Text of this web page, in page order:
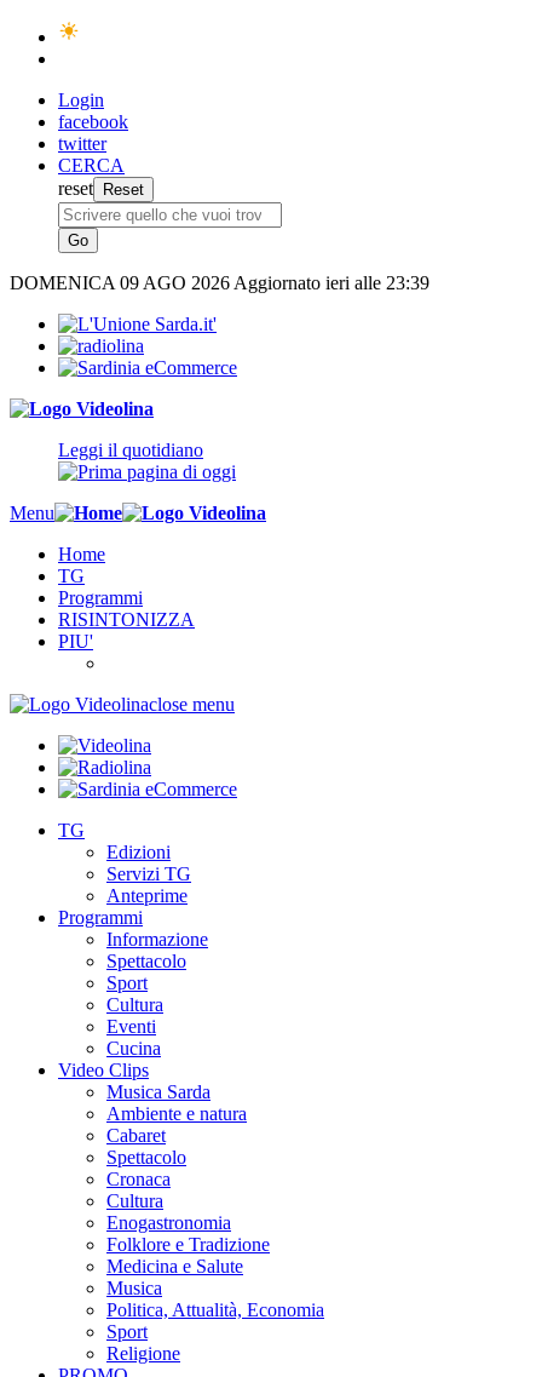
Login
facebook
twitter
CERCA
reset
DOMENICA 09 AGO 2026 Aggiornato ieri alle 23:39
Leggi il quotidiano
Menu
Home
TG
Programmi
RISINTONIZZA
PIU'
close menu
TG
Edizioni
Servizi TG
Anteprime
Programmi
Informazione
Spettacolo
Sport
Cultura
Eventi
Cucina
Video Clips
Musica Sarda
Ambiente e natura
Cabaret
Spettacolo
Cronaca
Cultura
Enogastronomia
Folklore e Tradizione
Medicina e Salute
Musica
Politica, Attualità, Economia
Sport
Religione